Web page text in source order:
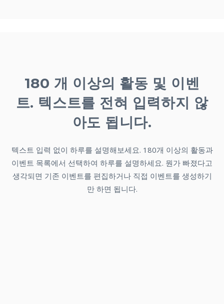
180 개 이상의 활동 및 이벤
트. 텍스트를 전혀 입력하지 않
아도 됩니다.
텍스트 입력 없이 하루를 설명해보세요. 180개 이상의 활동과
이벤트 목록에서 선택하여 하루를 설명하세요. 뭔가 빠졌다고
생각되면 기존 이벤트를 편집하거나 직접 이벤트를 생성하기
만 하면 됩니다.